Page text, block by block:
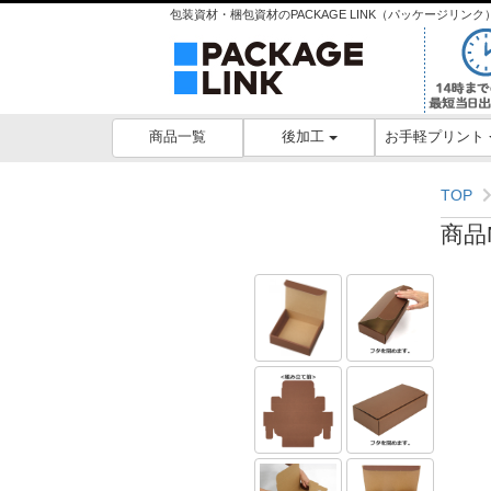
包装資材・梱包資材のPACKAGE LINK（パッケージリン
商品一覧 後加工 お手軽プリント
TOP
商